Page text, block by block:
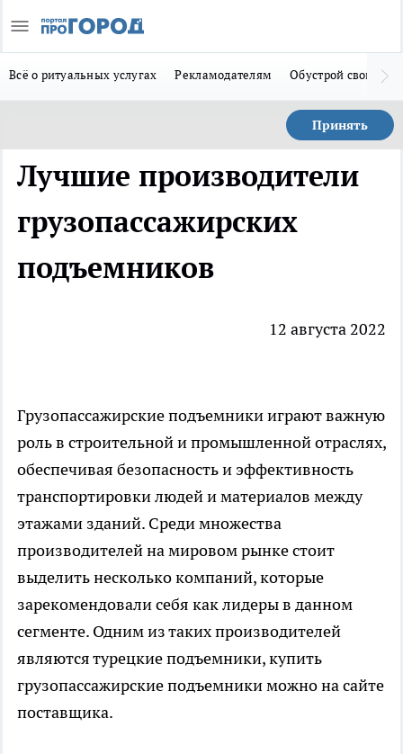
Всё о ритуальных услугах Рекламодателям Обустрой свой дом
Принять
Лучшие производители
грузопассажирских
подъемников
12 августа 2022
Грузопассажирские подъемники играют важную
роль в строительной и промышленной отраслях,
обеспечивая безопасность и эффективность
транспортировки людей и материалов между
этажами зданий. Среди множества
производителей на мировом рынке стоит
выделить несколько компаний, которые
зарекомендовали себя как лидеры в данном
сегменте. Одним из таких производителей
являются турецкие подъемники,купить
грузопассажирские подъемникиможно на сайте
поставщика.